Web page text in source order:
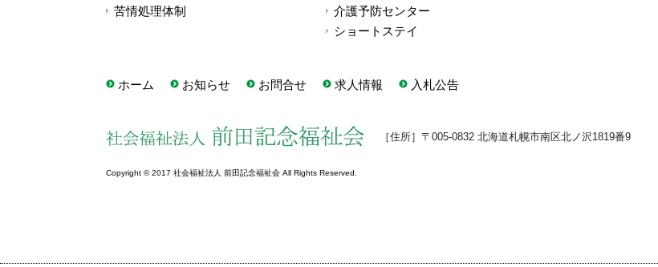
苦情処理体制
介護予防センター
ショートステイ
ホーム お知らせ お問合せ 求人情報 入札公告
［住所］〒005-0832 北海道札幌市南区北ノ沢1819番9
Copyright © 2017 社会福祉法人 前田記念福祉会 All Rights Reserved.